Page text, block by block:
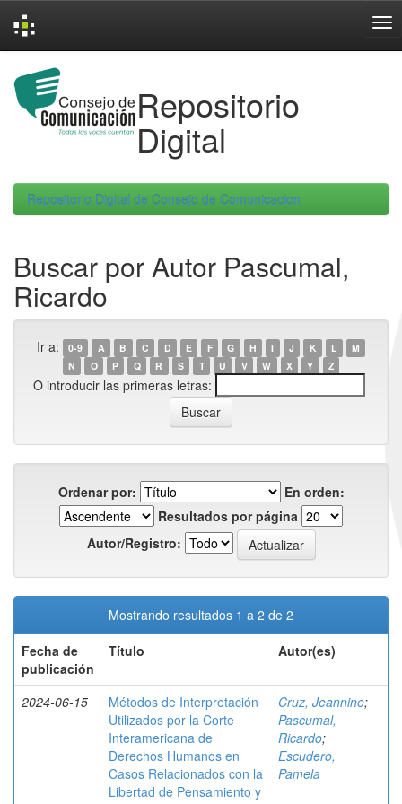
navigation
Repositorio
Digital
Repositorio Digital de Consejo de Comunicacion
Buscar por Autor Pascumal,
Ricardo
Ir a: 0-9 A B C D E F G H I J K L
M
N
O P Q R S T U V W X Y Z
O introducir las primeras letras:
Ordenar por:
En orden:
Resultados por página
Autor/Registro:
Mostrando resultados 1 a 2 de 2
Fecha de
publicación
Título Autor(es)
2024-06-15
Métodos de Interpretación
Utilizados por la Corte
Interamericana de
Derechos Humanos en
Casos Relacionados con la
Libertad de Pensamiento y
Cruz, Jeannine;
Pascumal,
Ricardo;
Escudero,
Pamela